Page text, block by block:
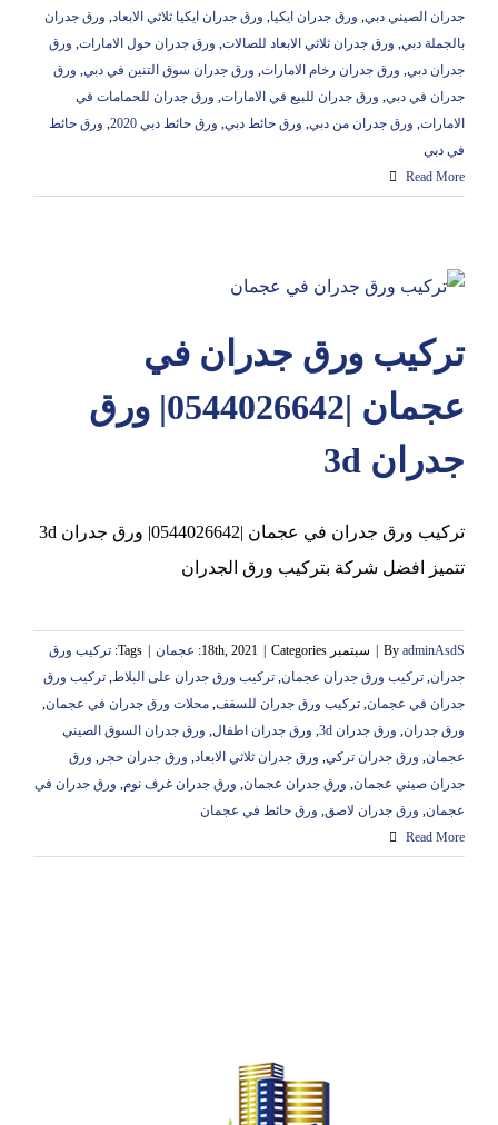
جدران الصيني دبي, ورق جدران ايكيا, ورق جدران ايكيا ثلاثي الابعاد, ورق جدران
بالجملة دبي, ورق جدران ثلاثي الابعاد للصالات, ورق جدران حول الامارات, ورق
جدران دبي, ورق جدران رخام الامارات, ورق جدران سوق التنين في دبي, ورق
جدران في دبي, ورق جدران للبيع في الامارات, ورق جدران للحمامات في
الامارات, ورق جدران من دبي, ورق حائط دبي, ورق حائط دبي 2020 , ورق حائط
في دبي
Read More
تركيب ورق جدران في
عجمان |0544026642| ورق
جدران 3d
تركيب ورق جدران في عجمان |0544026642| ورق جدران 3d
تتميز افضل شركة بتركيب ورق الجدران
By adminAsdS سبتمبر 18th, 2021 Categories: عجمان Tags: تركيب ورق
جدران, تركيب ورق جدران عجمان, تركيب ورق جدران على البلاط, تركيب ورق
جدران في عجمان, تركيب ورق جدران للسقف, محلات ورق جدران في عجمان,
ورق جدران, ورق جدران 3d , ورق جدران اطفال, ورق جدران السوق الصيني
عجمان, ورق جدران تركي, ورق جدران ثلاثي الابعاد, ورق جدران حجر , ورق
جدران صيني عجمان, ورق جدران عجمان, ورق جدران غرف نوم, ورق جدران في
عجمان, ورق جدران لاصق, ورق حائط في عجمان
Read More